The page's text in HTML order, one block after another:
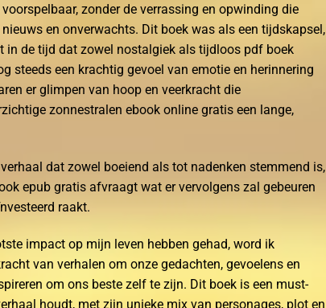
zonder de verrassing en opwinding die
en onverwachts. Dit boek was als een tijdskapsel,
in de tijd dat zowel nostalgiek als tijdloos pdf boek
steeds een krachtig gevoel van emotie en herinnering
er glimpen van hoop en veerkracht die
zonnestralen ebook online gratis een lange,
dat zowel boeiend als tot nadenken stemmend is,
epub gratis afvraagt wat er vervolgens zal gebeuren
raakt.
impact op mijn leven hebben gehad, word ik
van verhalen om onze gedachten, gevoelens en
om ons beste zelf te zijn. Dit boek is een must-
houdt, met zijn unieke mix van personages, plot en